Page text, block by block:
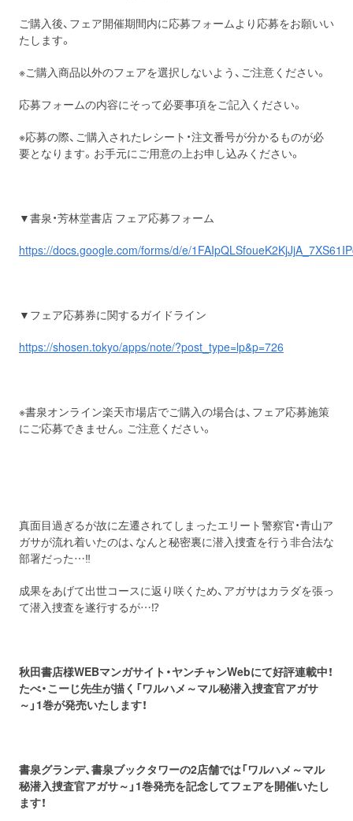
ご購入後、フェア開催期間内に応募フォームより応募をお願いい
たします。
※ご購入商品以外のフェアを選択しないよう、ご注意ください。
応募フォームの内容にそって必要事項をご記入ください。
※応募の際、ご購入されたレシート・注文番号が分かるものが必
要となります。お手元にご用意の上お申し込みください。
▼書泉・芳林堂書店 フェア応募フォーム
https://docs.google.com/forms/d/e/
▼フェア応募券に関するガイドライン
https://shosen.tokyo/apps/note/?post_type=lp&p=726
※書泉オンライン楽天市場店でご購入の場合は、フェア応募施策
にご応募できません。ご注意ください。
真面目過ぎるが故に左遷されてしまったエリート警察官・青山ア
ガサが流れ着いたのは、なんと秘密裏に潜入捜査を行う非合法な
部署だった…‼
成果をあげて出世コースに返り咲くため、アガサはカラダを張っ
て潜入捜査を遂行するが…⁉
秋田書店様WEBマンガサイト・ヤンチャンWebにて好評連載中！
たべ・こーじ先生が描く「ワルハメ～マル秘潜入捜査官アガサ
～」1巻が発売いたします！
書泉グランデ、書泉ブックタワーの2店舗では「ワルハメ～マル
秘潜入捜査官アガサ～」1巻発売を記念してフェアを開催いたし
ます！